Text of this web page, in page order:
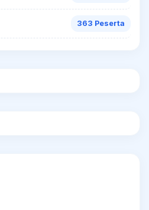
363 Peserta